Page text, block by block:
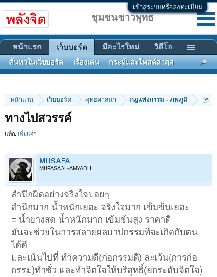
เข้าสู่ระบบหรือลงทะเบียน
หน้าแรก เว็บบอร์ด พุทธศาสนา กฎแห่งกรรม - ภพภูมิ
ทางไปสวรรค์
แท็ก: เพิ่มแท็ก
MUSAFA
MUFASA AL-AMYADH
สำนึกผิดอย่างจริงใจบ่อยๆ
สำนึกมาก น้ำหนักเยอะ จริงใจมาก เข้มข้นเยอะ
= น้ำยางสด น้ำหนักมาก เข้มข้นสูง ราคาดี
มันจะช่วยในการสลายผลบาปกรรมที่จะเกิดกับตน
ได้ดี
และเน้นไปที่ ทำความดี(ก่อกรรมดี) ละเว้น(การก่อ
กรรม)ทำชั่ว และทำจิตใจให้บริสุทธิ์(ยกระดับจิตใจ)
ชุมชนชาวพุทธ
หน้าแรก เว็บบอร์ด
ค้นหาในเว็บบอร์ด เรื่องเด่น กระทู้และโพสต์ล่าสุด
มีอะไรใหม่ วิดีโอ